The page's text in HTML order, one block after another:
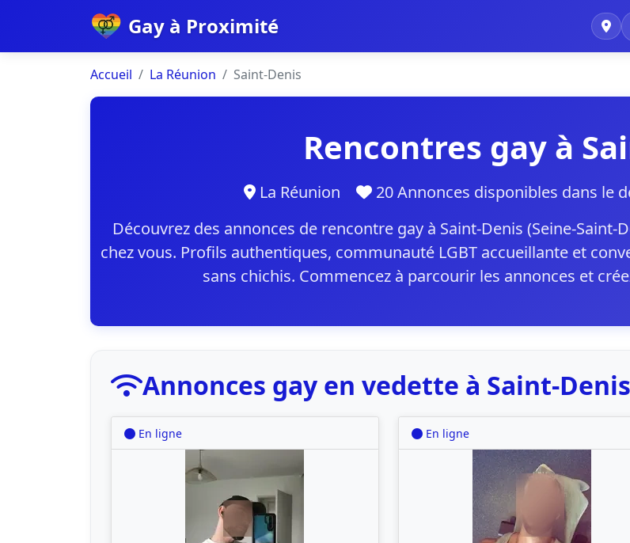
Gay à Proximité
Accueil La Réunion Saint-Denis
Rencontres gay à
La Réunion 20 Annonces disponibles dans le
Découvrez des annonces de rencontre gay à Saint-Denis (Seine-
chez vous. Profils authentiques, communauté LGBT accueillante et
sans chichis. Commencez à parcourir les annonces et
Annonces gay en vedette à Saint-Denis
En ligne En ligne